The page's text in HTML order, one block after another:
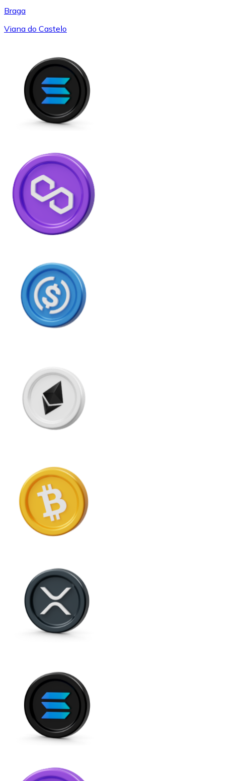
Braga
Viana do Castelo